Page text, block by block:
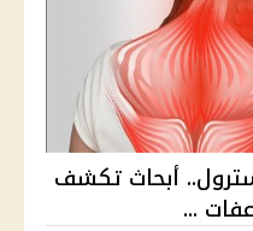
أبحاث تكشف
...